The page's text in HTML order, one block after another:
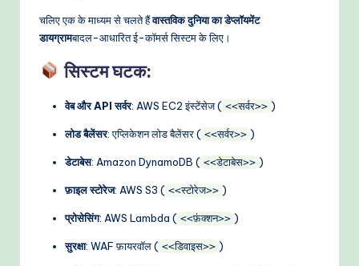
चलिए एक के माध्यम से चलते हैंवास्तविक दुनिया का डेप्लॉयमेंट
डायग्रामबादल-आधारित ई-कॉमर्स सिस्टम के लिए।
सिस्टम घटक:
वेब और API सर्वर: AWS EC2 इंस्टेंसेज ( <<सर्वर>> )
लोड बैलेंसर: एप्लिकेशन लोड बैलेंसर ( <<सर्वर>> )
डेटाबेस: Amazon DynamoDB ( <<डेटाबेस>> )
फ़ाइल स्टोरेज: AWS S3 ( <<स्टोरेज>> )
प्रोसेसिंग: AWS Lambda ( <<फ़ंक्शन>> )
सुरक्षा: WAF फ़ायरवॉल ( <<डिवाइस>> )